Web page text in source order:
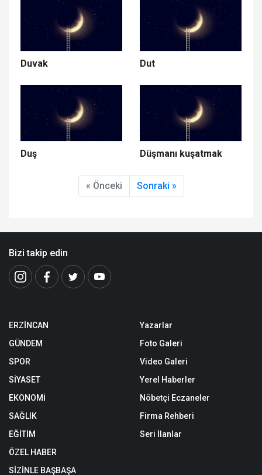
Duvak Dut
Duş Düşmanı kuşatmak
« Önceki Sonraki »
Bizi takip edin
ERZİNCAN
GÜNDEM
SPOR
SİYASET
EKONOMİ
SAĞLIK
EĞİTİM
ÖZEL HABER
SİZİNLE BAŞBAŞA
Yazarlar
Foto Galeri
Video Galeri
Yerel Haberler
Nöbetçi Eczaneler
Firma Rehberi
Seri İlanlar